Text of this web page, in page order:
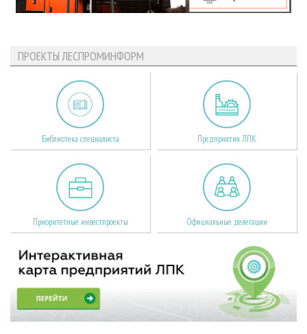
ПРОЕКТЫ ЛЕСПРОМИНФОРМ
Библиотека специалиста Предприятия ЛПК
Приоритетные инвестпроекты Официальные делегации